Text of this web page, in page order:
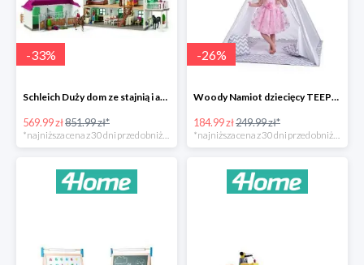
-33%
Schleich Duży dom ze stajnią i akcesoriami -33%
569.99 zł851.99 zł*
-26%
Woody Namiot dziecięcy TEEPEE -26%
184.99 zł249.99 zł*